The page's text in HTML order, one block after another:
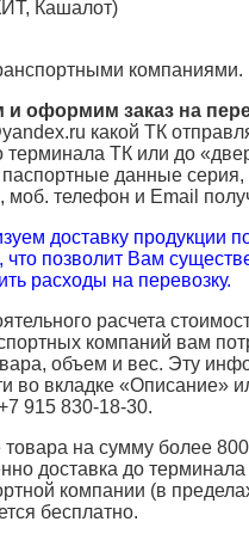
Кашалот)
компаниями.
и оформим заказ на
какой ТК
терминала ТК или до
паспортные данные
моб. телефон и Email
доставку продукции
что позволит Вам
расходы на перевозку.
расчета
компаний вам
объем и вес. Эту
во вкладке «Описание»
915 830-18-30.
товара на сумму более
доставка до терминала
компании (в
бесплатно.